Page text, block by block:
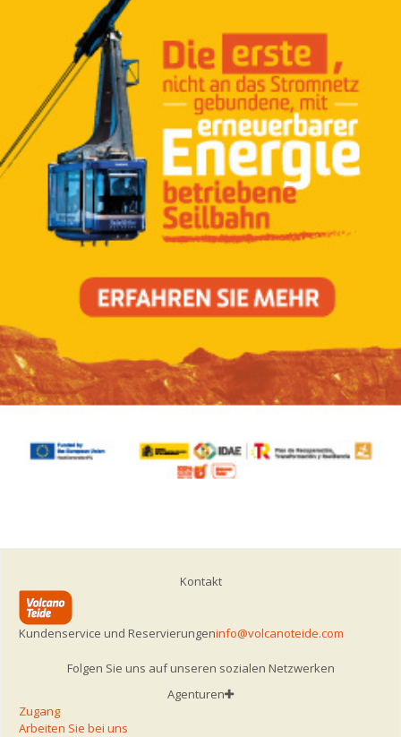
Kontakt
Kundenservice und Reservierungeninfo@volcanoteide.com
Folgen Sie uns auf unseren sozialen Netzwerken
Agenturen
Zugang
Arbeiten Sie bei uns